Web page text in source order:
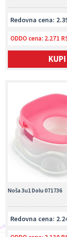
Redovna cena:
ODDO cena: 2.271
KUPI
Noša 3u1 Dolu 071736
Redovna cena: